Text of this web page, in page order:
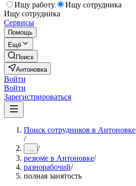
Ищу работу
Ищу сотрудника
Ищу сотрудника
Сервисы
Помощь
Ещё
Поиск
Антоновка
Войти
Войти
Зарегистрироваться
Поиск сотрудников в Антоновке
/
... /
резюме в Антоновке/
разнорабочий/
полная занятость